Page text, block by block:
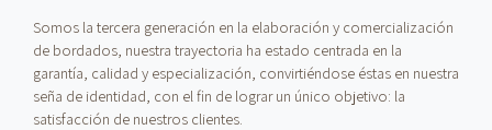
Somos la tercera generación en la elaboración y comercialización
de bordados, nuestra trayectoria ha estado centrada en la
garantía, calidad y especialización, convirtiéndose éstas en nuestra
seña de identidad, con el fin de lograr un único objetivo: la
satisfacción de nuestros clientes.